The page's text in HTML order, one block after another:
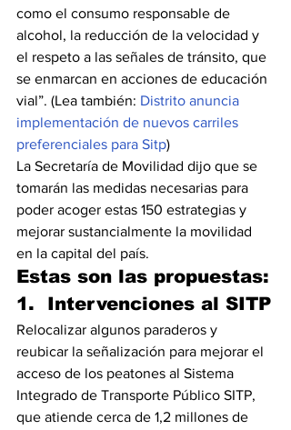
como el consumo responsable de
alcohol, la reducción de la velocidad y
el respeto a las señales de tránsito, que
se enmarcan en acciones de educación
vial”. (Lea también: Distrito anuncia
implementación de nuevos carriles
preferenciales para Sitp)
La Secretaría de Movilidad dijo que se
tomarán las medidas necesarias para
poder acoger estas 150 estrategias y
mejorar sustancialmente la movilidad
en la capital del país.
Estas son las propuestas:
1.  Intervenciones al SITP
Relocalizar algunos paraderos y
reubicar la señalización para mejorar el
acceso de los peatones al Sistema
Integrado de Transporte Público SITP,
que atiende cerca de 1,2 millones de